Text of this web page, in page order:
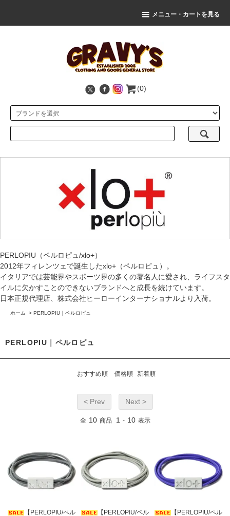
メニュー・カートを見る
(0)
PERLOPIU（ペルロピュ/xlo+）
2012年フィレンツェで誕生したxlo+（ペルロピュ）。
イタリアでは芸能界やスポーツ界の多くの著名人に愛され、ライフスタ
イルに欠かすことのできないブランドへと成長を続けています。
日本正規代理店、株式会社ヒーローインターナショナルより入荷。
ホーム > PERLOPIU｜ペルロピュ
PERLOPIU｜ペルロピュ
おすすめ順 価格順 新着順
< Prev Next >
全 10 商品 1 - 10 表示
【PERLOPIU/ペル
【PERLOPIU/ペル
【PERLOPIU/ペル